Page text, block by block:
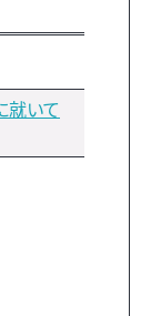
就いて